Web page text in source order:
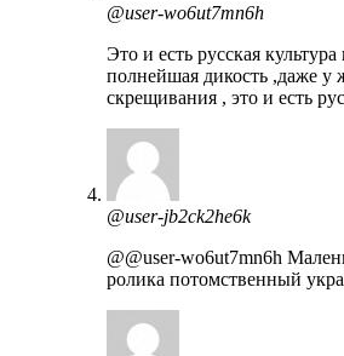
@user-wo6ut7mn6h
Это и есть русская
полнейшая дикость ,даже у
скрещивания , это и есть
@user-jb2ck2he6k
@@user-wo6ut7mn6h
ролика потомственный